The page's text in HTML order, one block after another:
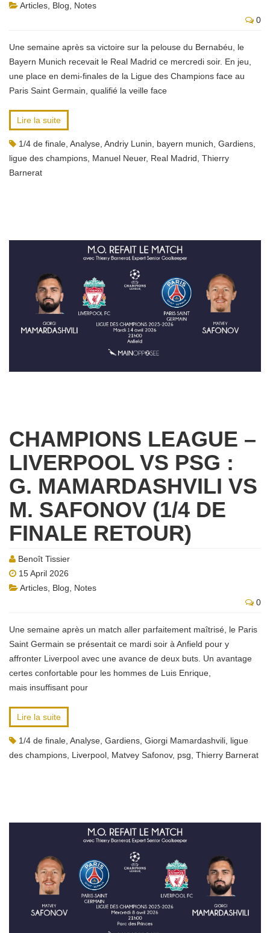
Articles Blog
Notes
0
Une semaine après sa victoire sur la pelouse du Bernabéu, le
Bayern Munich recevait le Real Madrid ce mercredi soir. En jeu,
une place en demi-finales de la Ligue des Champions face au
Paris Saint Germain, qualifié la veille face
Lire la suite
1/4 de finale Analyse Andriy Lunin bayern munich Gardiens
ligue des champions Manuel Neuer, Real Madrid Thierry
Barnerat
CHAMPIONS LEAGUE –
LIVERPOOL VS PSG :
G. MAMARDASHVILI VS
M. SAFONOV (1/4 DE
FINALE RETOUR)
Benoît Tissier
15 April 2026
Articles Blog
Notes
0
Une semaine après un match aller parfaitement maîtrisé, le Paris
Saint Germain se présentait ce mardi soir à Anfield pour y
affronter Liverpool avec une avance de deux buts. Un avantage
certes confortable pour les hommes de Luis Enrique,
mais insuffisant pour
Lire la suite
1/4 de finale Analyse Gardiens Giorgi Mamardashvili ligue
des champions Liverpool Matvey Safonov, psg Thierry Barnerat